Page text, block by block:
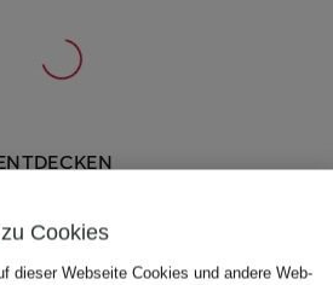
Cookies
dieser Webseite Cookies und andere Web-